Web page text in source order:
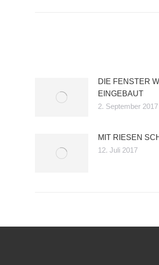
DIE FENSTER
EINGEBAUT
2. September 2017
MIT RIESEN
12. Juli 2017